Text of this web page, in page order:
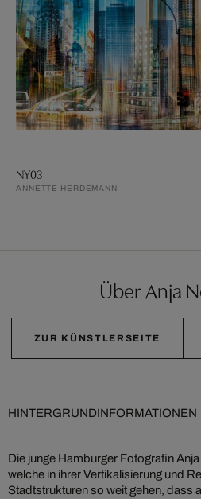
NY03
ANNETTE HERDEMANN
Über Anja
ZUR KÜNSTLERSEITE
HINTERGRUNDINFORMATIONEN
Die junge Hamburger Fotografin
welche in ihrer Vertikalisierung und
Stadtstrukturen so weit gehen, dass